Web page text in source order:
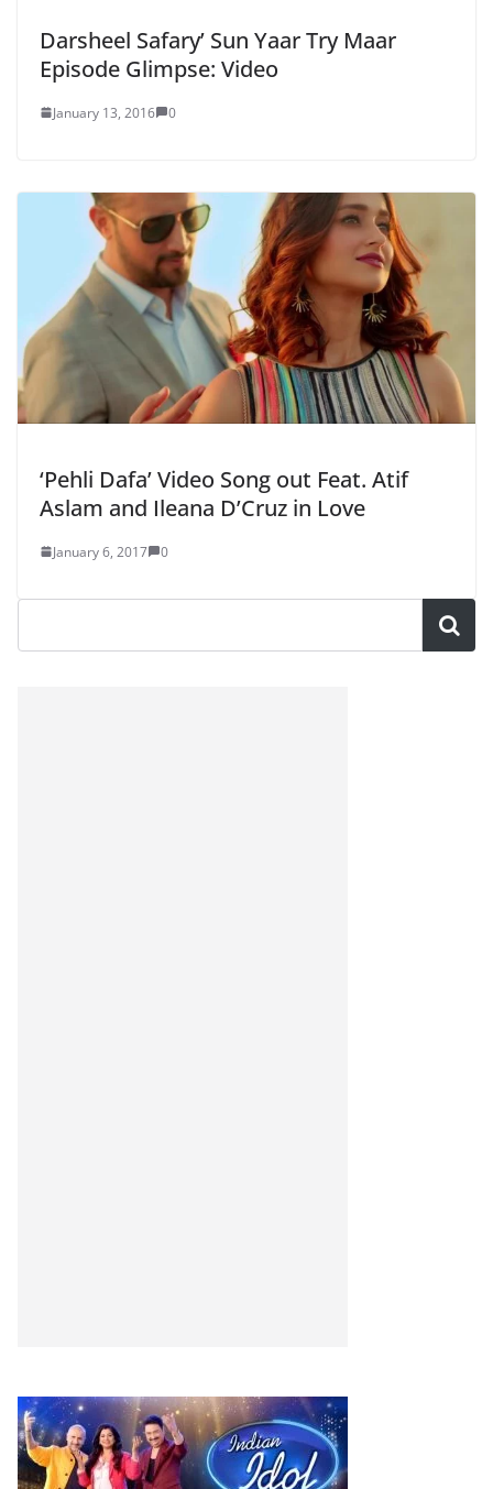
Darsheel Safary’ Sun Yaar Try Maar
Episode Glimpse: Video
January 13, 2016 0
‘Pehli Dafa’ Video Song out Feat. Atif
Aslam and Ileana D’Cruz in Love
January 6, 2017 0